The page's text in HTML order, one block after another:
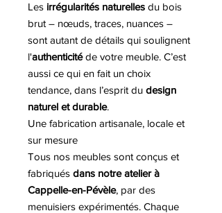
Les irrégularités naturelles du bois
brut – nœuds, traces, nuances –
sont autant de détails qui soulignent
l'authenticitéde votre meuble. C’est
aussi ce qui en fait un choix
tendance, dans l’esprit du design
naturel et durable.
Une fabrication artisanale, locale et
sur mesure
Tous nos meubles sont conçus et
fabriqués dans notre atelier à
Cappelle-en-Pévèle, par des
menuisiers expérimentés. Chaque